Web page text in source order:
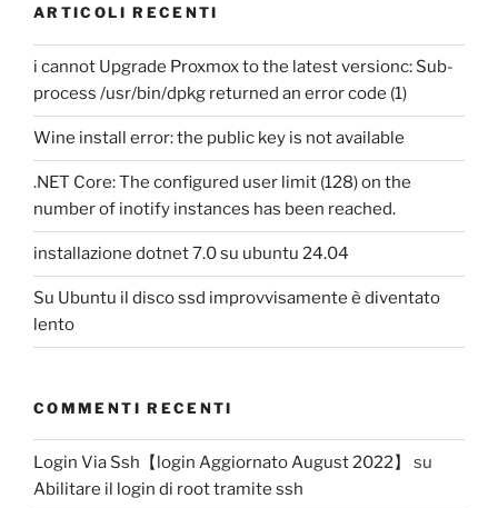
ARTICOLI RECENTI
i cannot Upgrade Proxmox to the latest versionc: Sub-
process /usr/bin/dpkg returned an error code (1)
Wine install error: the public key is not available
.NET Core: The configured user limit (128) on the
number of inotify instances has been reached.
installazione dotnet 7.0 su ubuntu 24.04
Su Ubuntu il disco ssd improvvisamente è diventato
lento
COMMENTI RECENTI
Login Via Ssh【login Aggiornato August 2022】
su
Abilitare il login di root tramite ssh